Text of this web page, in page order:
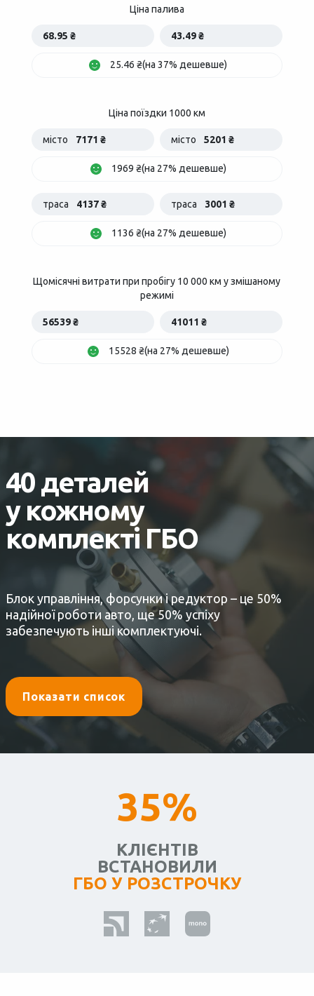
Ціна палива
68.95 ₴ 43.49 ₴
25.46 ₴(на 37% дешевше)
Ціна поїздки 1000 км
місто 7171 ₴ місто 5201 ₴
1969 ₴(на 27% дешевше)
траса 4137 ₴ траса 3001 ₴
1136 ₴(на 27% дешевше)
Щомісячні витрати при пробігу 10 000 км у змішаному
режимі
56539 ₴ 41011 ₴
15528 ₴(на 27% дешевше)
40 деталей
у кожному
комплекті ГБО
Блок управління, форсунки і редуктор – це 50%
надійної роботи авто, ще 50% успіху
забезпечують інші комплектуючі.
Показати список
35%
КЛІЄНТІВ
ВСТАНОВИЛИ
ГБО У РОЗСТРОЧКУ